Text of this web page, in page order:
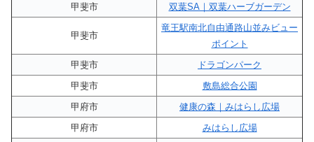
甲斐市
双葉SA｜双葉ハーブガーデン
甲斐市
竜王駅南北自由通路山並みビュー
ポイント
甲斐市
ドラゴンパーク
甲斐市
敷島総合公園
甲府市
健康の森｜みはらし広場
甲府市
みはらし広場